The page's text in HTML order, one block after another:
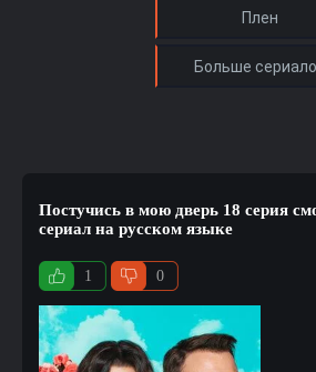
Постучись в мою дверь 18 серия
сериал на русском языке
1 0